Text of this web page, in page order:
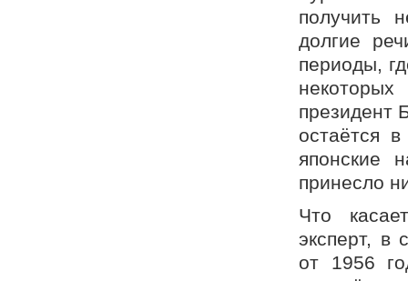
получить
долгие
периоды,
президент
остаётся
японские
принесло
Что
эксперт, в
от 1956